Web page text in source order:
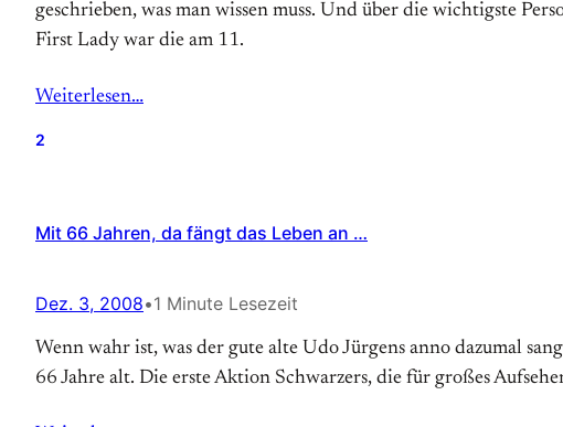
geschrieben, was man wissen muss. Und über die wichtigste
First Lady war die am 11.
Weiterlesen…
2
Mit 66 Jahren, da fängt das Leben an …
Dez. 3, 2008•1 Minute Lesezeit
Wenn wahr ist, was der gute alte Udo Jürgens anno dazumal
66 Jahre alt. Die erste Aktion Schwarzers, die für großes